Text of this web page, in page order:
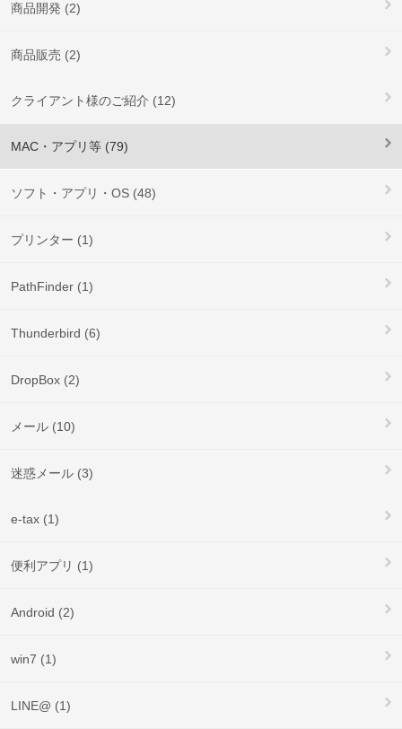
商品開発 (2)
商品販売 (2)
クライアント様のご紹介 (12)
MAC・アプリ等 (79)
ソフト・アプリ・OS (48)
プリンター (1)
PathFinder (1)
Thunderbird (6)
DropBox (2)
メール (10)
迷惑メール (3)
e-tax (1)
便利アプリ (1)
Android (2)
win7 (1)
LINE@ (1)